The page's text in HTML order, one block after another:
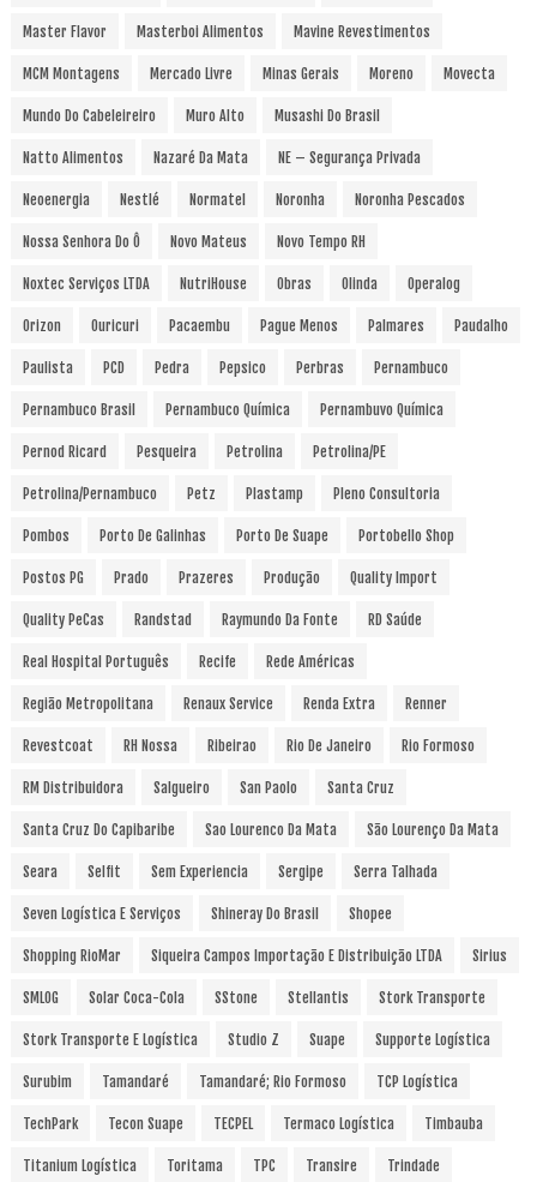
Master Flavor Masterboi Alimentos Mavine Revestimentos
MCM Montagens Mercado Livre Minas Gerais Moreno Movecta
Mundo Do Cabeleireiro Muro Alto Musashi Do Brasil
Natto Alimentos Nazaré Da Mata NE – Segurança Privada
Neoenergia Nestlé Normatel Noronha Noronha Pescados
Nossa Senhora Do Ô Novo Mateus Novo Tempo RH
Noxtec Serviços LTDA NutriHouse Obras Olinda Operalog
Orizon Ouricuri Pacaembu Pague Menos Palmares Paudalho
Paulista PCD Pedra Pepsico Perbras Pernambuco
Pernambuco Brasil Pernambuco Química Pernambuvo Química
Pernod Ricard Pesqueira Petrolina Petrolina/PE
Petrolina/Pernambuco Petz Plastamp Pleno Consultoria
Pombos Porto De Galinhas Porto De Suape Portobello Shop
Postos PG Prado Prazeres Produção Quality Import
Quality PeCas Randstad Raymundo Da Fonte RD Saúde
Real Hospital Português Recife Rede Américas
Região Metropolitana Renaux Service Renda Extra Renner
Revestcoat RH Nossa Ribeirao Rio De Janeiro Rio Formoso
RM Distribuidora Salgueiro San Paolo Santa Cruz
Santa Cruz Do Capibaribe Sao Lourenco Da Mata São Lourenço Da Mata
Seara Selfit Sem Experiencia Sergipe Serra Talhada
Seven Logística E Serviços Shineray Do Brasil Shopee
Shopping RioMar Siqueira Campos Importação E Distribuição LTDA Sirius
SMLOG Solar Coca-Cola SStone Stellantis Stork Transporte
Stork Transporte E Logística Studio Z Suape Supporte Logística
Surubim Tamandaré Tamandaré; Rio Formoso TCP Logística
TechPark Tecon Suape TECPEL Termaco Logística Timbauba
Titanium Logística Toritama TPC Transire Trindade